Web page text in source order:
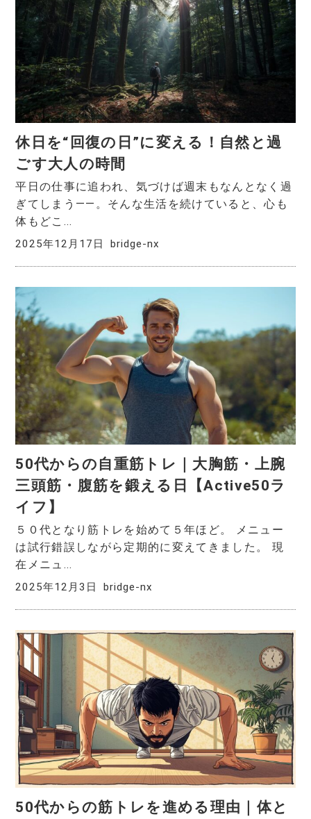
休日を“回復の日”に変える！自然と過
ごす大人の時間
平日の仕事に追われ、気づけば週末もなんとなく過
ぎてしまう――。そんな生活を続けていると、心も
体もどこ...
2025年12月17日 bridge-nx
50代からの自重筋トレ｜大胸筋・上腕
三頭筋・腹筋を鍛える日【Active50ラ
イフ】
５０代となり筋トレを始めて５年ほど。 メニュー
は試行錯誤しながら定期的に変えてきました。 現
在メニュ...
2025年12月3日 bridge-nx
50代からの筋トレを進める理由｜体と